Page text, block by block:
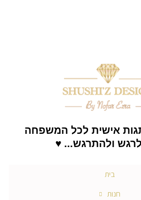
אישית לכל המשפחה
לרגש ולהתרגש... ♥
בית
חנות